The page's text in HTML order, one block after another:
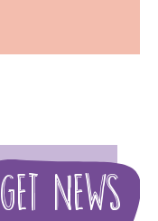
Get News